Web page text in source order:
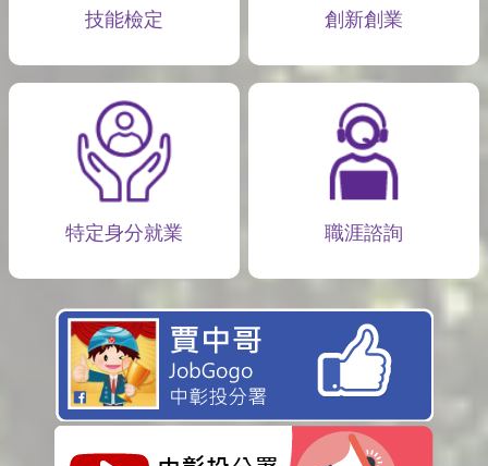
技能檢定 創新創業
特定身分就業 職涯諮詢